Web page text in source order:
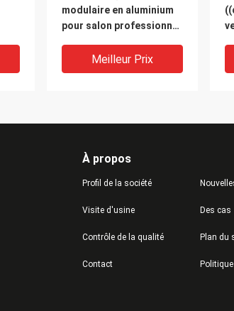
modulaire en aluminium
pour salon professionnel
adaptée aux besoins du
client
Meilleur Prix
Qatar Expo 3x3M Shell
À propos
Profil de la société
Visite d'usine
Contrôle de la qualité
Contact
Des cas
Plan du